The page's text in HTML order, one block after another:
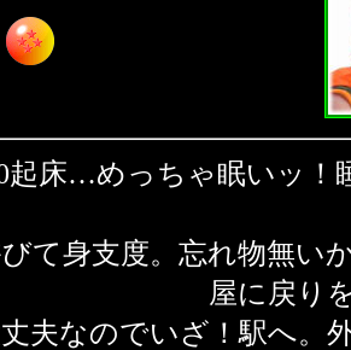
起床…めっちゃ眠いッ！
て身支度。忘れ物無い
屋に戻り
夫なのでいざ！駅へ